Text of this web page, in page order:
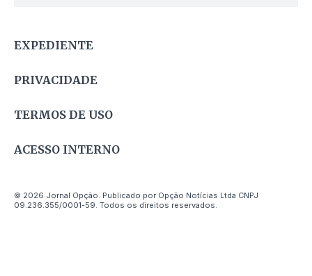
EXPEDIENTE
PRIVACIDADE
TERMOS DE USO
ACESSO INTERNO
© 2026 Jornal Opção. Publicado por Opção Notícias Ltda CNPJ
09.236.355/0001-59. Todos os direitos reservados.